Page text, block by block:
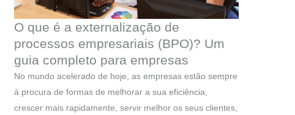
O que é a externalização de
processos empresariais (BPO)? Um
guia completo para empresas
No mundo acelerado de hoje, as empresas estão sempre
à procura de formas de melhorar a sua eficiência,
crescer mais rapidamente, servir melhor os seus clientes,